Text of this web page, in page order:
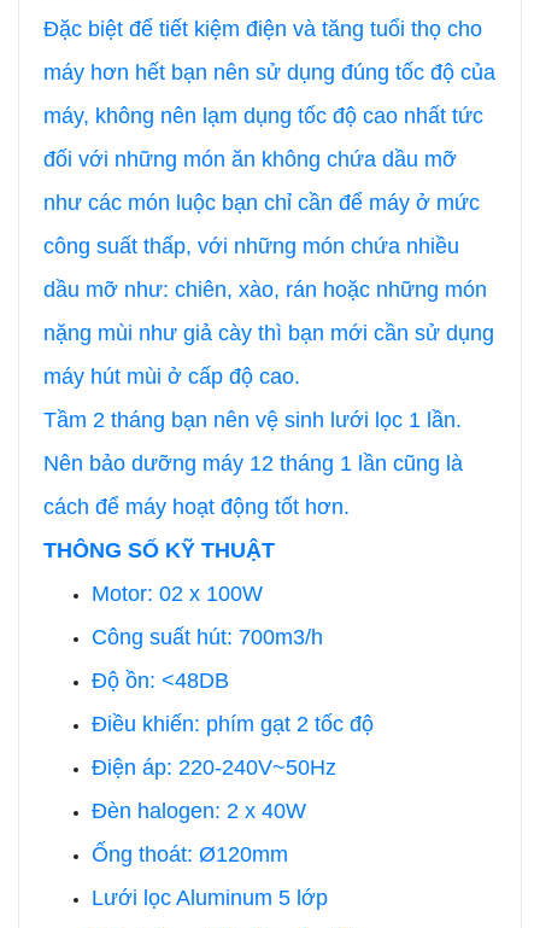
Đặc biệt để tiết kiệm điện và tăng tuổi thọ cho
máy hơn hết bạn nên sử dụng đúng tốc độ của
máy, không nên lạm dụng tốc độ cao nhất tức
đối với những món ăn không chứa dầu mỡ
như các món luộc bạn chỉ cần để máy ở mức
công suất thấp, với những món chứa nhiều
dầu mỡ như: chiên, xào, rán hoặc những món
nặng mùi như giả cày thì bạn mới cần sử dụng
máy hút mùi ở cấp độ cao.
Tầm 2 tháng bạn nên vệ sinh lưới lọc 1 lần.
Nên bảo dưỡng máy 12 tháng 1 lần cũng là
cách để máy hoạt động tốt hơn.
THÔNG SỐ KỸ THUẬT
Motor: 02 x 100W
Công suất hút: 700m3/h
Độ ồn: <48DB
Điều khiến: phím gạt 2 tốc độ
Điện áp: 220-240V~50Hz
Đèn halogen: 2 x 40W
Ống thoát: Ø120mm
Lưới lọc Aluminum 5 lớp